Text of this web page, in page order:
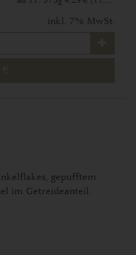
inkl. 7% MwSt.
gepufftem
im Getreideanteil.